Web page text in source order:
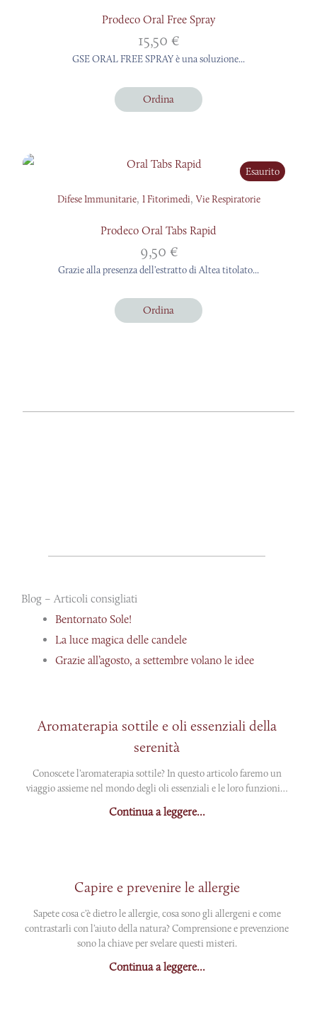
Prodeco Oral Free Spray
15,50 €
GSE ORAL FREE SPRAY è una soluzione...
Ordina
Esaurito
Difese Immunitarie, I Fitorimedi, Vie Respiratorie
Prodeco Oral Tabs Rapid
9,50 €
Grazie alla presenza dell’estratto di Altea titolato...
Ordina
Blog – Articoli consigliati
Bentornato Sole!
La luce magica delle candele
Grazie all’agosto, a settembre volano le idee
Aromaterapia sottile e oli essenziali della
serenità
Conoscete l’aromaterapia sottile? In questo articolo faremo un
viaggio assieme nel mondo degli oli essenziali e le loro funzioni…
Continua a leggere...
Capire e prevenire le allergie
Sapete cosa c’è dietro le allergie, cosa sono gli allergeni e come
contrastarli con l’aiuto della natura? Comprensione e prevenzione
sono la chiave per svelare questi misteri.
Continua a leggere...